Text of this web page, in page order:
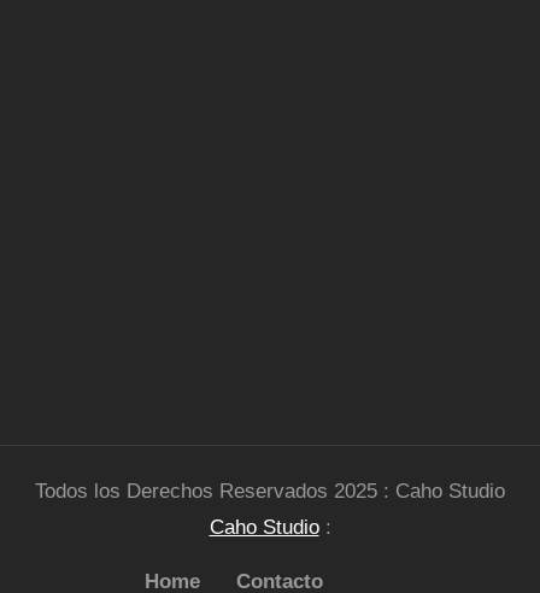
Todos los Derechos Reservados 2025 : Caho Studio
Caho Studio:
Home Contacto